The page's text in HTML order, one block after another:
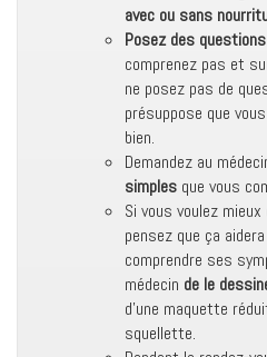
avec ou sans
Posez des questions
comprenez pas et
ne posez pas de
présuppose que
bien.
Demandez au
simples que vous
Si vous voulez
pensez que ça
comprendre ses
médecin de le
d’une maquette
squellette.